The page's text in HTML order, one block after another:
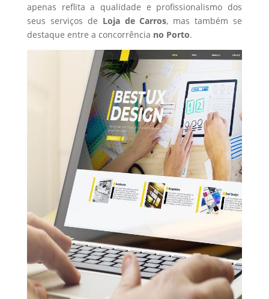
apenas reflita a qualidade e profissionalismo dos
seus serviços de Loja de Carros, mas também se
destaque entre a concorrência no Porto.